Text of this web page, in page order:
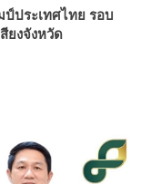
ประเทศไทย รอบ
ยงจังหวัด